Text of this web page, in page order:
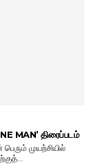
MAN’ திரைப்படம்
பெரும் முயற்சியில்